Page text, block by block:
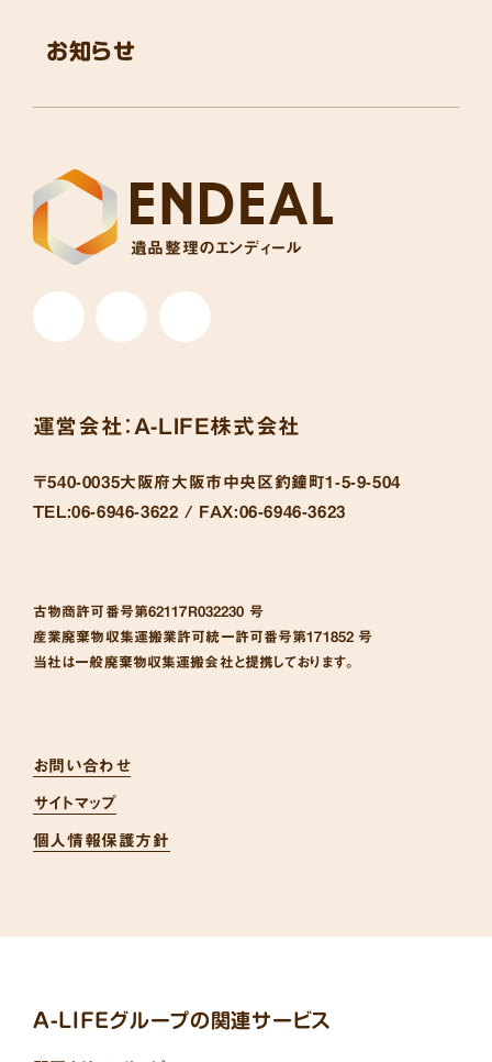
遺品整理のエンディール
お知らせ
運営会社： A-LIFE株式会社
〒540-0035大阪府大阪市中央区釣鐘町1-5-9-504
TEL:06-6946-3622 / FAX:06-6946-3623
古物商許可番号第62117R032230 号
産業廃棄物収集運搬業許可統一許可番号第171852 号
当社は一般廃棄物収集運搬会社と提携しております。
お問い合わせ
サイトマップ
個人情報保護方針
A-LIFEグループの関連サービス